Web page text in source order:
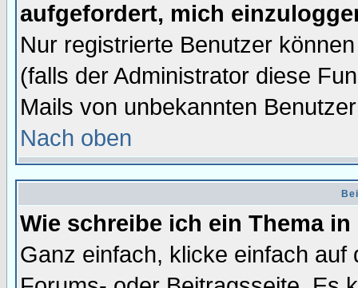
aufgefordert, mich
Nur registrierte Benutzer
(falls der Administrator diese
Mails von unbekannten
Nach oben
Wie schreibe ich ein Thema
Ganz einfach, klicke einfach